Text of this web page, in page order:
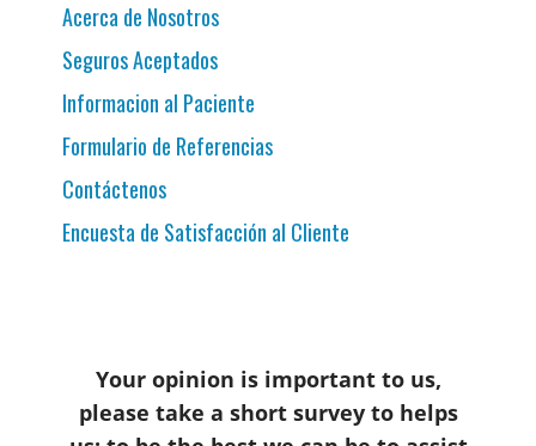
Acerca de Nosotros
Seguros Aceptados
Informacion al Paciente
Formulario de Referencias
Contáctenos
Encuesta de Satisfacción al Cliente
Your opinion is important to us,
please take a short survey to helps